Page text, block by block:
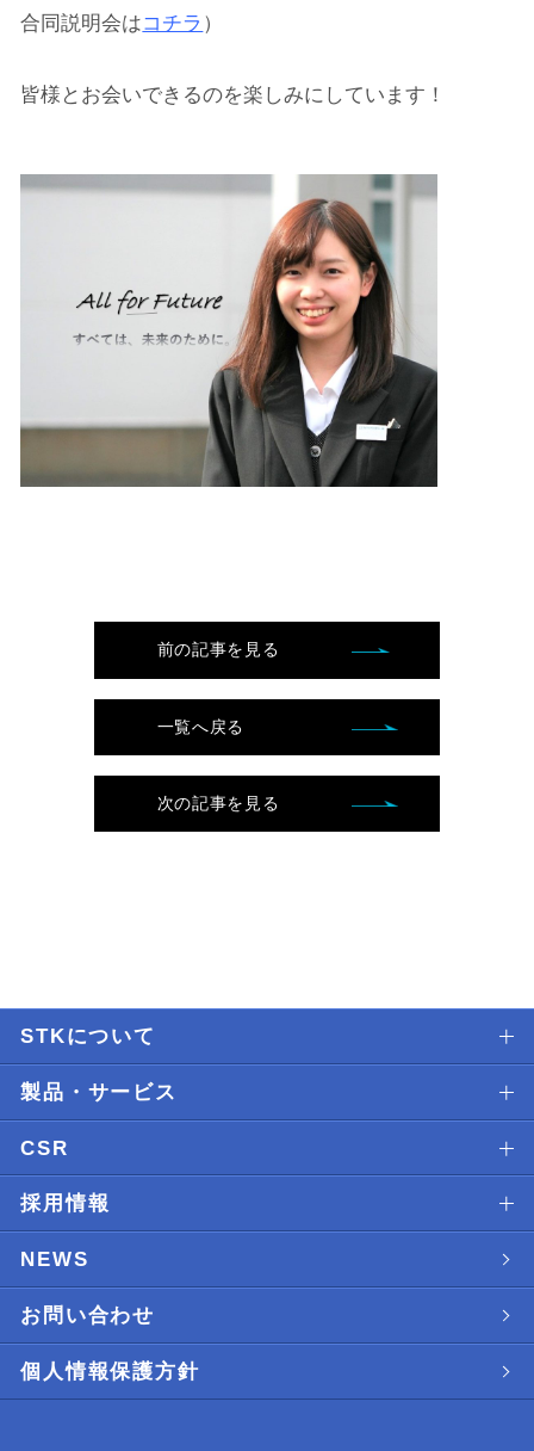
合同説明会はコチラ ）
皆様とお会いできるのを楽しみにしています！
前の記事を見る
一覧へ戻る
次の記事を見る
STKについて
製品・サービス
CSR
採用情報
NEWS
お問い合わせ
個人情報保護方針